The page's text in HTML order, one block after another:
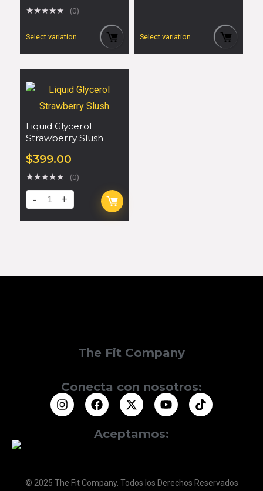
★★★★★ (0)
Select variation Select variation
Liquid Glycerol
Strawberry Slush
$399.00
★★★★★ (0)
The Fit Company
Conecta con nosotros:
Aceptamos:
© 2025 The Fit Company. Todos los Derechos Reservados